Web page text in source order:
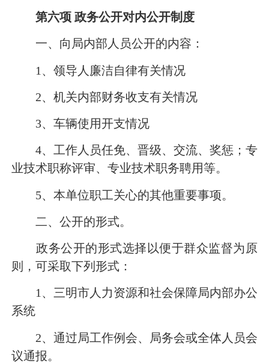
第六项 政务公开对内公开制度
一、向局内部人员公开的内容：
1 、领导人廉洁自律有关情况
2、机关内部财务收支有关情况
3、车辆使用开支情况
4、工作人员任免、晋级、交流、奖惩；专
业技术职称评审、专业技术职务聘用等。
5、本单位职工关心的其他重要事项。
二、公开的形式。
政务公开的形式选择以便于群众监督为原
则，可采取下列形式：
1 、三明市人力资源和社会保障局内部办公
系统
2、通过局工作例会、局务会或全体人员会
议通报。